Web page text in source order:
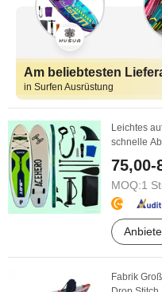
Am beliebtesten
in Surfen Ausrüstung
Leichtes
schnelle
75,00-
MOQ:1
Fabrik